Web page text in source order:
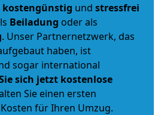
kostengünstig und stressfrei
Beiladung oder als
. Unser Partnernetzwerk, das
haben, ist
sogar international
sich jetzt kostenlose
Sie einen ersten
für Ihren Umzug.